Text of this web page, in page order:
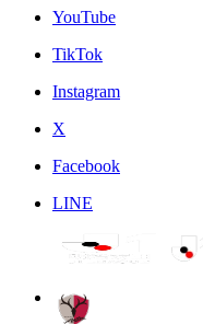
YouTube
TikTok
Instagram
X
Facebook
LINE